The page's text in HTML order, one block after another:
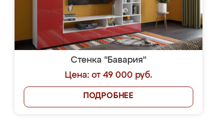
Стенка "Бавария"
Цена: от 49 000 руб.
ПОДРОБНЕЕ